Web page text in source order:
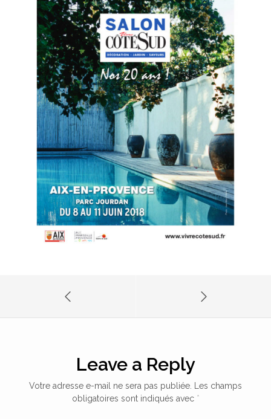
Leave a Reply
Votre adresse e-mail ne sera pas publiée.
Les champs
obligatoires sont indiqués avec *